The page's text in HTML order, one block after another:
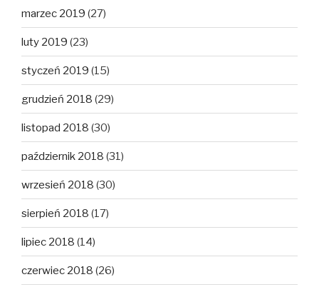
marzec 2019 (27)
luty 2019 (23)
styczeń 2019 (15)
grudzień 2018 (29)
listopad 2018 (30)
październik 2018 (31)
wrzesień 2018 (30)
sierpień 2018 (17)
lipiec 2018 (14)
czerwiec 2018 (26)